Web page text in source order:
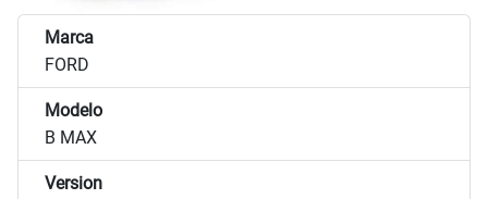
Marca
FORD
Modelo
B MAX
Version